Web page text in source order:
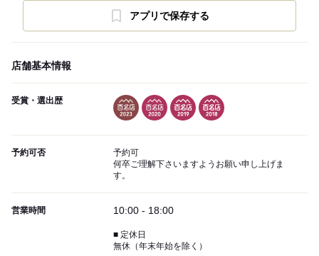
アプリで保存する
店舗基本情報
受賞・選出歴
予約可否
予約可
何卒ご理解下さいますようお願い申し上げま
す。
営業時間 10:00 - 18:00
■ 定休日
無休（年末年始を除く）